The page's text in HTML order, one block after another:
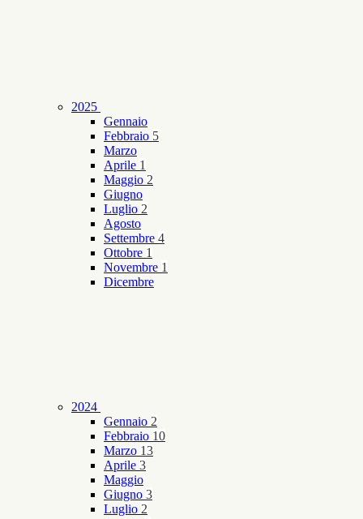
2025
Gennaio
Febbraio 5
Marzo
Aprile 1
Maggio 2
Giugno
Luglio 2
Agosto
Settembre 4
Ottobre 1
Novembre 1
Dicembre
2024
Gennaio 2
Febbraio 10
Marzo 13
Aprile 3
Maggio
Giugno 3
Luglio 2